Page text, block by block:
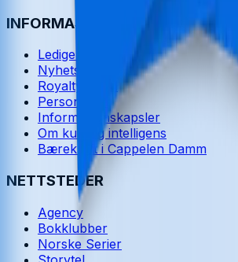
INFORMASJON
Ledige stillinger
Nyhetsbrev
Royaltyportal
Personvern
Informasjonskapsler
Om kunstig intelligens
Bærekraft i Cappelen Damm
NETTSTEDER
Agency
Bokklubber
Norske Serier